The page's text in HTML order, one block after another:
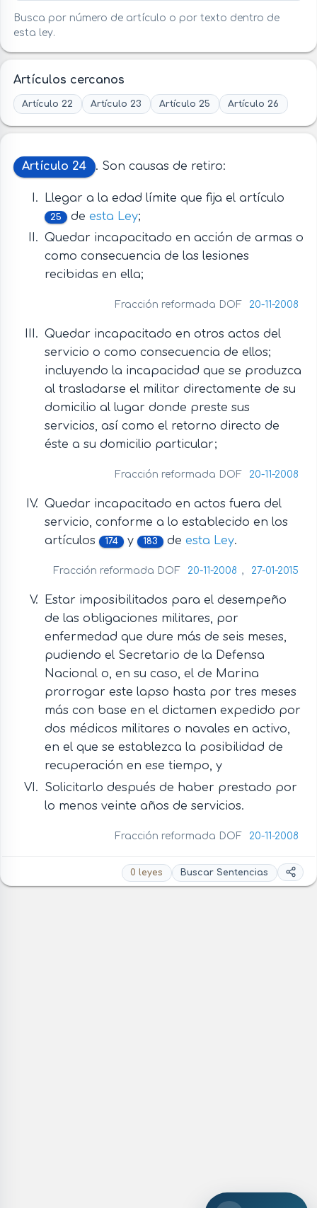
Busca por número de artículo o por texto dentro de
esta ley.
Artículos cercanos
Artículo 22 Artículo 23 Artículo 25 Artículo 26
Artículo 24 . Son causas de retiro:
Llegar a la edad límite que fija el artículo
25 de esta Ley;
Quedar incapacitado en acción de armas o
como consecuencia de las lesiones
recibidas en ella;
Fracción reformada DOF 20-11-2008
Quedar incapacitado en otros actos del
servicio o como consecuencia de ellos;
incluyendo la incapacidad que se produzca
al trasladarse el militar directamente de su
domicilio al lugar donde preste sus
servicios, así como el retorno directo de
éste a su domicilio particular;
Fracción reformada DOF 20-11-2008
Quedar incapacitado en actos fuera del
servicio, conforme a lo establecido en los
artículos
174 y 183 de esta Ley.
Fracción reformada DOF 20-11-2008 , 27-01-2015
Estar imposibilitados para el desempeño
de las obligaciones militares, por
enfermedad que dure más de seis meses,
pudiendo el Secretario de la Defensa
Nacional o, en su caso, el de Marina
prorrogar este lapso hasta por tres meses
más con base en el dictamen expedido por
dos médicos militares o navales en activo,
en el que se establezca la posibilidad de
recuperación en ese tiempo, y
Solicitarlo después de haber prestado por
lo menos veinte años de servicios.
Fracción reformada DOF 20-11-2008
0 leyes Buscar Sentencias